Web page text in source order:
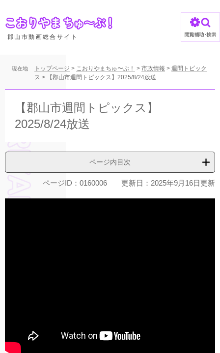
ジ
。
郡山市動画総合サイト
現在地 トップページ > こおりやまちゅ〜ぶ！ > 市政情報 > 週間トピック
ス > 【郡山市週間トピックス】2025/8/24放送
【郡山市週間トピックス】
2025/8/24放送
ページ内目次
ページID：0160006 更新日：2025年9月16日更新